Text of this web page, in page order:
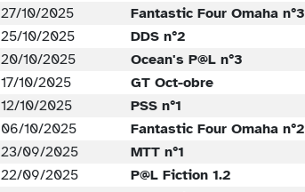
27/10/2025
Fantastic Four Omaha n°3
25/10/2025
DDS n°2
20/10/2025
Ocean's P@L n°3
17/10/2025
GT Oct-obre
12/10/2025
PSS n°1
06/10/2025
Fantastic Four Omaha n°2
23/09/2025
MTT n°1
22/09/2025
P@L Fiction 1.2